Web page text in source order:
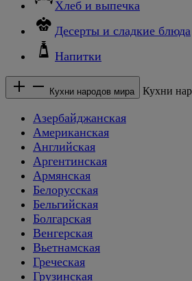
Хлеб и выпечка
Десерты и сладкие блюда
Напитки
Кухни народов мира Кухни
Азербайджанская
Американская
Английская
Аргентинская
Армянская
Белорусская
Бельгийская
Болгарская
Венгерская
Вьетнамская
Греческая
Грузинская